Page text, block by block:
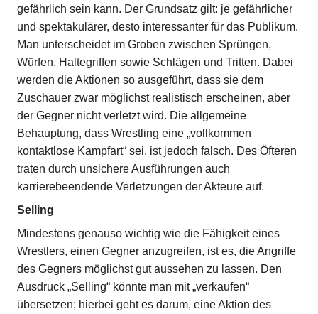
gefährlich sein kann. Der Grundsatz gilt: je gefährlicher
und spektakulärer, desto interessanter für das Publikum.
Man unterscheidet im Groben zwischen Sprüngen,
Würfen, Haltegriffen sowie Schlägen und Tritten. Dabei
werden die Aktionen so ausgeführt, dass sie dem
Zuschauer zwar möglichst realistisch erscheinen, aber
der Gegner nicht verletzt wird. Die allgemeine
Behauptung, dass Wrestling eine „vollkommen
kontaktlose Kampfart“ sei, ist jedoch falsch. Des Öfteren
traten durch unsichere Ausführungen auch
karrierebeendende Verletzungen der Akteure auf.
Selling
Mindestens genauso wichtig wie die Fähigkeit eines
Wrestlers, einen Gegner anzugreifen, ist es, die Angriffe
des Gegners möglichst gut aussehen zu lassen. Den
Ausdruck „Selling“ könnte man mit „verkaufen“
übersetzen; hierbei geht es darum, eine Aktion des